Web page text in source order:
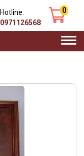
0
Hotline:
0971126568